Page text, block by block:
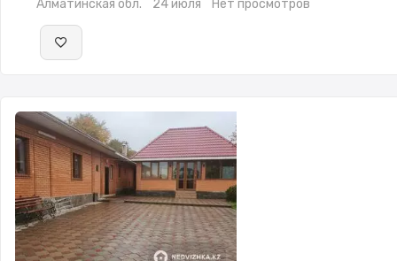
Алматинская обл. 24 июля Нет просмотров